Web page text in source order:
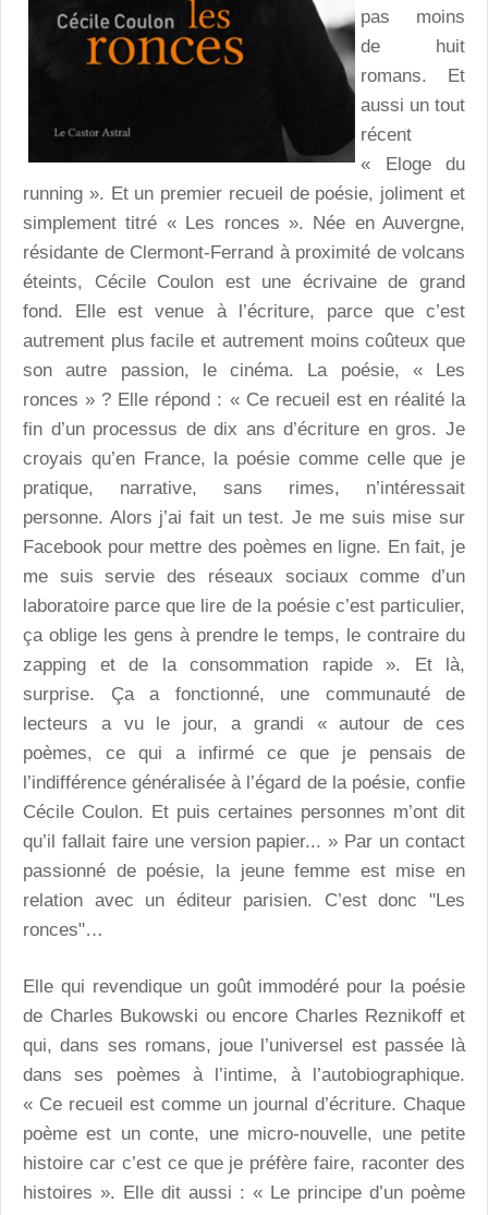
pas moins
de huit
romans. Et
aussi un tout
récent
« Eloge du
running ». Et un premier recueil de poésie, joliment et
simplement titré « Les ronces ». Née en Auvergne,
résidante de Clermont-Ferrand à proximité de volcans
éteints, Cécile Coulon est une écrivaine de grand
fond. Elle est venue à l’écriture, parce que c’est
autrement plus facile et autrement moins coûteux que
son autre passion, le cinéma. La poésie, « Les
ronces » ? Elle répond : « Ce recueil est en réalité la
fin d’un processus de dix ans d’écriture en gros. Je
croyais qu’en France, la poésie comme celle que je
pratique, narrative, sans rimes, n’intéressait
personne. Alors j’ai fait un test. Je me suis mise sur
Facebook pour mettre des poèmes en ligne. En fait, je
me suis servie des réseaux sociaux comme d’un
laboratoire parce que lire de la poésie c’est particulier,
ça oblige les gens à prendre le temps, le contraire du
zapping et de la consommation rapide ». Et là,
surprise. Ça a fonctionné, une communauté de
lecteurs a vu le jour, a grandi « autour de ces
poèmes, ce qui a infirmé ce que je pensais de
l’indifférence généralisée à l’égard de la poésie, confie
Cécile Coulon. Et puis certaines personnes m’ont dit
qu’il fallait faire une version papier... » Par un contact
passionné de poésie, la jeune femme est mise en
relation avec un éditeur parisien. C’est donc "Les
ronces"…
Elle qui revendique un goût immodéré pour la poésie
de Charles Bukowski ou encore Charles Reznikoff et
qui, dans ses romans, joue l’universel est passée là
dans ses poèmes à l’intime, à l’autobiographique.
« Ce recueil est comme un journal d’écriture. Chaque
poème est un conte, une micro-nouvelle, une petite
histoire car c’est ce que je préfère faire, raconter des
histoires ». Elle dit aussi : « Le principe d’un poème